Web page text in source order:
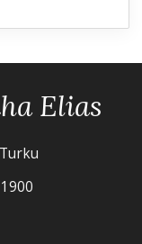
Elias